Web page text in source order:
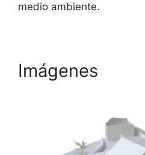
medio ambiente.
Imágenes